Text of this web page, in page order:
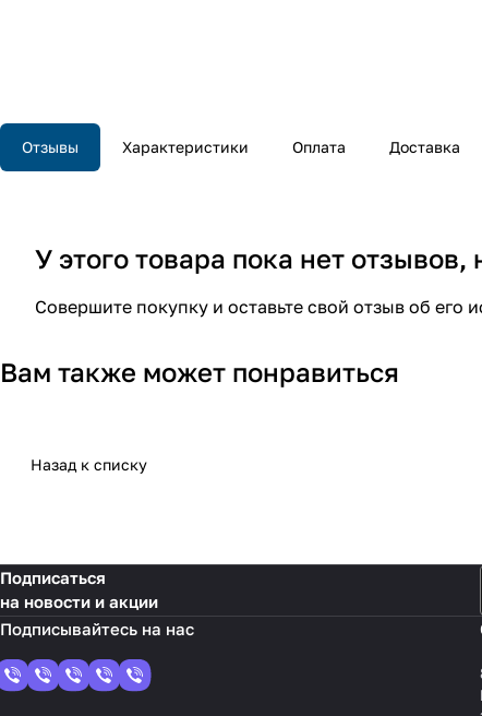
Отзывы Характеристики Оплата Доставка
У этого товара пока нет
Совершите покупку и оставьте свой отзыв об его
Вам также может понравиться
Назад к списку
Подписаться
на новости и акции